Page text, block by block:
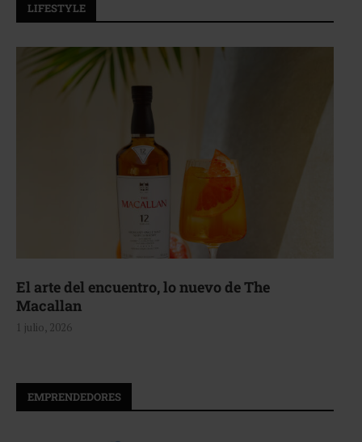
LIFESTYLE
El arte del encuentro, lo nuevo de The
Macallan
1 julio, 2026
EMPRENDEDORES